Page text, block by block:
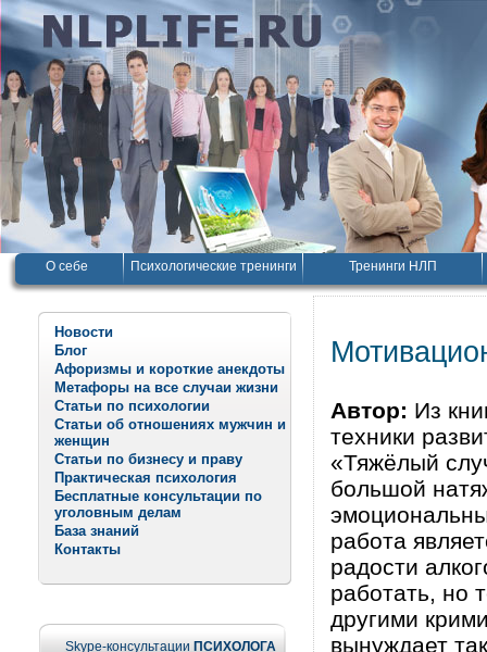
О себе Психологические тренинги Тренинги НЛП
Новости
Блог
Афоризмы и короткие анекдоты
Метафоры на все случаи жизни
Статьи по психологии
Статьи об отношениях мужчин и
женщин
Статьи по бизнесу и праву
Практическая психология
Бесплатные консультации по
уголовным делам
База знаний
Контакты
Skype-консультации ПСИХОЛОГА
Автор: Из
техники
«Тяжёлый
большой
работа
радости
работать, но
другими
вынуждает